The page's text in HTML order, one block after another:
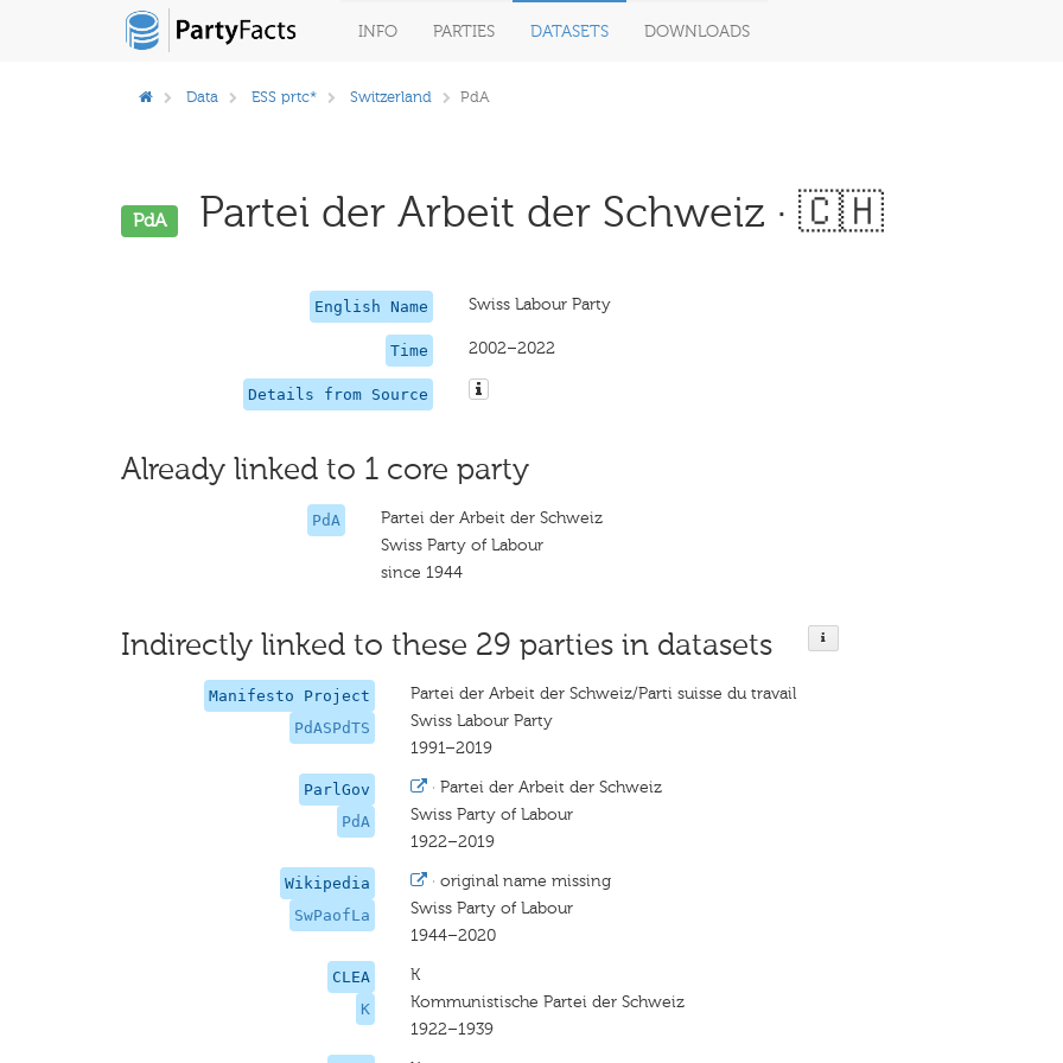
INFO PARTIES DATASETS DOWNLOADS
Data ESS prtc* Switzerland PdA
PdA Partei der Arbeit der Schweiz · 🇨🇭
English Name Swiss Labour Party
Time 2002–2022
Details from Source
Already linked to 1 core party
PdA
Partei der Arbeit der Schweiz
Swiss Party of Labour
since 1944
Indirectly linked to these 29 parties in datasets
Manifesto Project
PdASPdTS
Partei der Arbeit der Schweiz/Parti suisse du travail
Swiss Labour Party
1991–2019
ParlGov
PdA
· Partei der Arbeit der Schweiz
Swiss Party of Labour
1922–2019
Wikipedia
SwPaofLa
· original name missing
Swiss Party of Labour
1944–2020
CLEA
K
K
Kommunistische Partei der Schweiz
1922–1939